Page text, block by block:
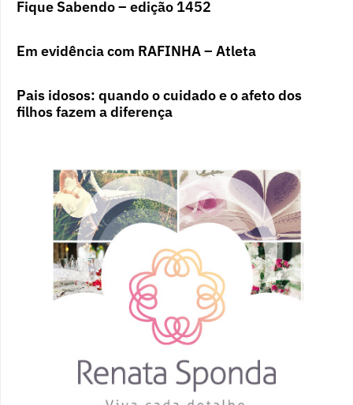
Fique Sabendo – edição 1452
Em evidência com RAFINHA – Atleta
Pais idosos: quando o cuidado e o afeto dos
filhos fazem a diferença